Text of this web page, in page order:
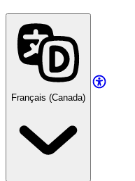
Français (Canada)